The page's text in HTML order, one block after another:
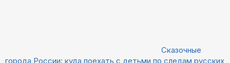
Сказочные
города России: куда поехать с детьми по следам русских